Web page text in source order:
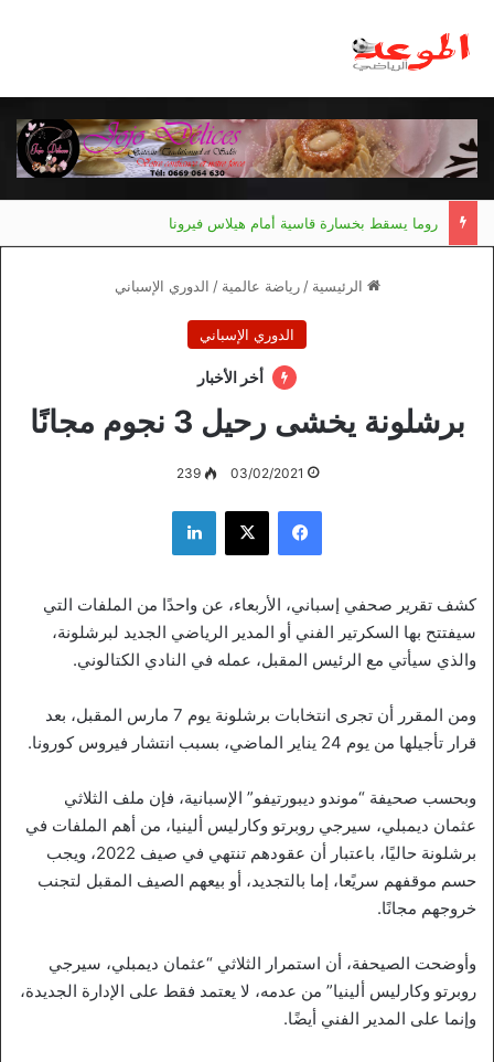
روما يسقط بخسارة قاسية أمام هيلاس فيرونا
الرئيسية / رياضة عالمية / الدوري الإسباني
الدوري الإسباني
أخر الأخبار
برشلونة يخشى رحيل 3 نجوم مجانًا
03/02/2021
239
فيسبوك ‫X لينكدإن
كشف تقرير صحفي إسباني، الأربعاء، عن واحدًا من الملفات التي
سيفتتح بها السكرتير الفني أو المدير الرياضي الجديد لبرشلونة،
والذي سيأتي مع الرئيس المقبل، عمله في النادي الكتالوني.
ومن المقرر أن تجرى انتخابات برشلونة يوم 7 مارس المقبل، بعد
قرار تأجيلها من يوم 24 يناير الماضي، بسبب انتشار فيروس كورونا.
وبحسب صحيفة “موندو ديبورتيفو” الإسبانية، فإن ملف الثلاثي
عثمان ديمبلي، سيرجي روبرتو وكارليس ألينيا، من أهم الملفات في
برشلونة حاليًا، باعتبار أن عقودهم تنتهي في صيف 2022، ويجب
حسم موقفهم سريًعا، إما بالتجديد، أو بيعهم الصيف المقبل لتجنب
خروجهم مجانًا.
وأوضحت الصيحفة، أن استمرار الثلاثي “عثمان ديمبلي، سيرجي
روبرتو وكارليس ألينيا” من عدمه، لا يعتمد فقط على الإدارة الجديدة،
وإنما على المدير الفني أيضًا.